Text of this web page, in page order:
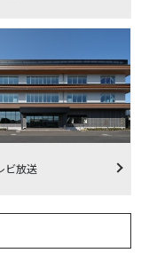
ビ放送